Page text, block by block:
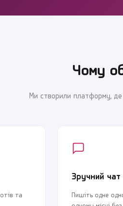
Чому
Ми створили платформу,
та
Зручний чат
Пишіть одне